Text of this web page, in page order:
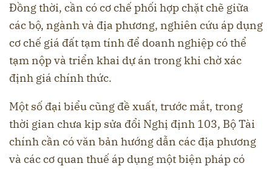
Đồng thời, cần có cơ chế phối hợp chặt chẽ giữa
các bộ, ngành và địa phương, nghiên cứu áp dụng
cơ chế giá đất tạm tính để doanh nghiệp có thể
tạm nộp và triển khai dự án trong khi chờ xác
định giá chính thức.
Một số đại biểu cũng đề xuất, trước mắt, trong
thời gian chưa kịp sửa đổi Nghị định 103, Bộ Tài
chính cần có văn bản hướng dẫn các địa phương
và các cơ quan thuế áp dụng một biện pháp có